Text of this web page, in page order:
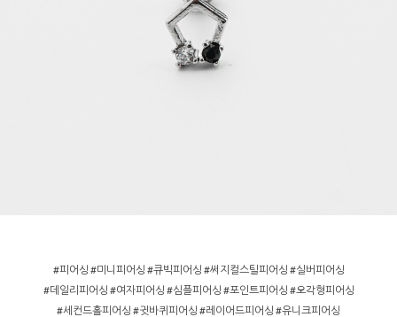
#피어싱 #미니피어싱 #큐빅피어싱 #써지컬스틸피어싱 #실버피어싱
#데일리피어싱 #여자피어싱 #심플피어싱 #포인트피어싱 #오각형피어싱
#세컨드홀피어싱 #귓바퀴피어싱 #레이어드피어싱 #유니크피어싱